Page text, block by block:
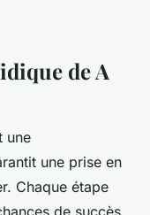
de A
une
une prise en
Chaque étape
de succès